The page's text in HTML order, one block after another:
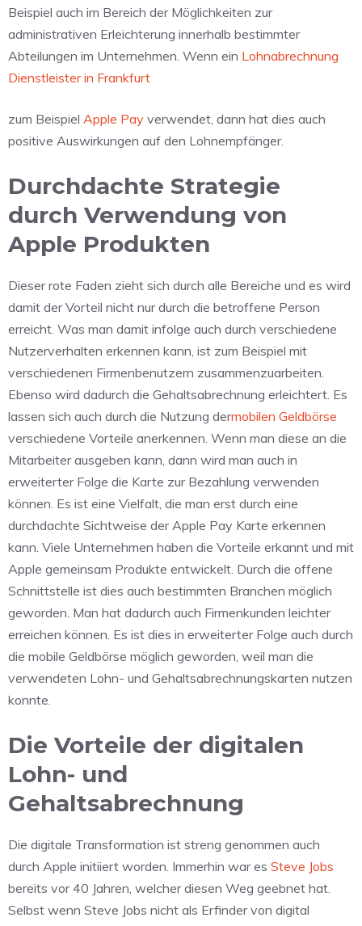
Beispiel auch im Bereich der Möglichkeiten zur
administrativen Erleichterung innerhalb bestimmter
Abteilungen im Unternehmen. Wenn ein Lohnabrechnung
Dienstleister in Frankfurt
zum Beispiel Apple Pay verwendet, dann hat dies auch
positive Auswirkungen auf den Lohnempfänger.
Durchdachte Strategie
durch Verwendung von
Apple Produkten
Dieser rote Faden zieht sich durch alle Bereiche und es wird
damit der Vorteil nicht nur durch die betroffene Person
erreicht. Was man damit infolge auch durch verschiedene
Nutzerverhalten erkennen kann, ist zum Beispiel mit
verschiedenen Firmenbenutzern zusammenzuarbeiten.
Ebenso wird dadurch die Gehaltsabrechnung erleichtert. Es
lassen sich auch durch die Nutzung dermobilen Geldbörse
verschiedene Vorteile anerkennen. Wenn man diese an die
Mitarbeiter ausgeben kann, dann wird man auch in
erweiterter Folge die Karte zur Bezahlung verwenden
können. Es ist eine Vielfalt, die man erst durch eine
durchdachte Sichtweise der Apple Pay Karte erkennen
kann. Viele Unternehmen haben die Vorteile erkannt und mit
Apple gemeinsam Produkte entwickelt. Durch die offene
Schnittstelle ist dies auch bestimmten Branchen möglich
geworden. Man hat dadurch auch Firmenkunden leichter
erreichen können. Es ist dies in erweiterter Folge auch durch
die mobile Geldbörse möglich geworden, weil man die
verwendeten Lohn- und Gehaltsabrechnungskarten nutzen
konnte.
Die Vorteile der digitalen
Lohn- und
Gehaltsabrechnung
Die digitale Transformation ist streng genommen auch
durch Apple initiiert worden. Immerhin war es Steve Jobs
bereits vor 40 Jahren, welcher diesen Weg geebnet hat.
Selbst wenn Steve Jobs nicht als Erfinder von digital